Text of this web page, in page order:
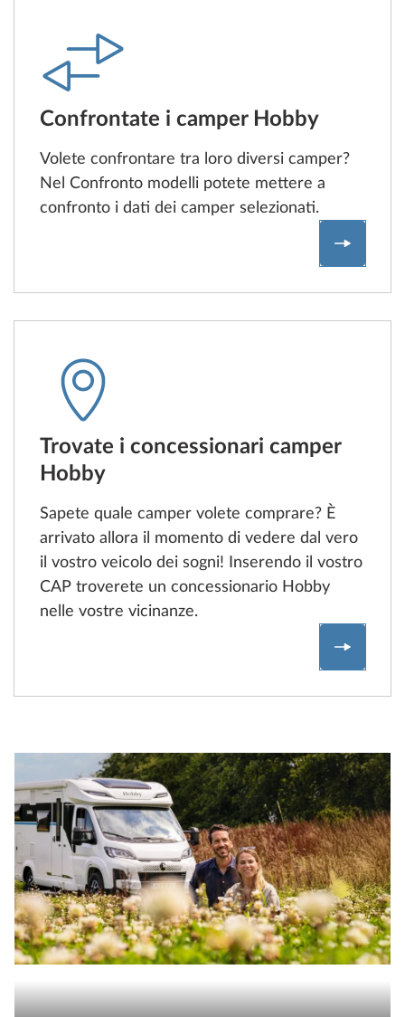
Confrontate i camper Hobby
Volete confrontare tra loro diversi camper?
Nel Confronto modelli potete mettere a
confronto i dati dei camper selezionati.
Trovate i concessionari camper
Hobby
Sapete quale camper volete comprare? È
arrivato allora il momento di vedere dal vero
il vostro veicolo dei sogni! Inserendo il vostro
CAP troverete un concessionario Hobby
nelle vostre vicinanze.
Trovate